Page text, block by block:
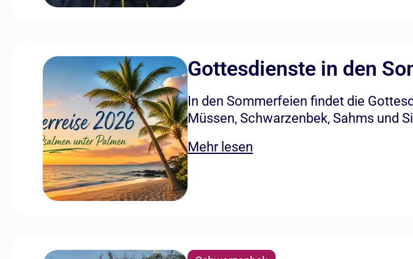
Gottesdienste in den
In den Sommerfeien findet die
Müssen, Schwarzenbek, Sahms und
Mehr lesen